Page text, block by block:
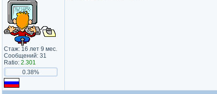
Стаж: 16 лет 9 мес.
Сообщений: 31
Ratio: 2.301
0.38%